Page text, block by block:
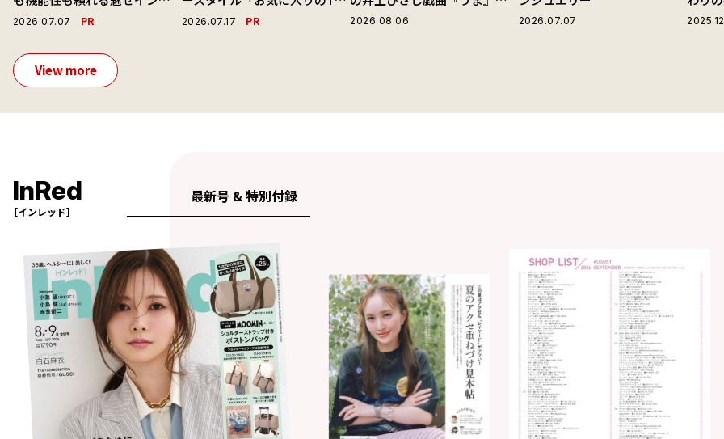
ーで毎日を心地よくアプデ！
2026.07.07 PR
ャツと最高の時計と。」
2026.07.17 PR
演じる“爽快な悪人”の魅力と
2026.08.06 2026.07.07
View more
InRed
［インレッド］
最新号 & 特別付録